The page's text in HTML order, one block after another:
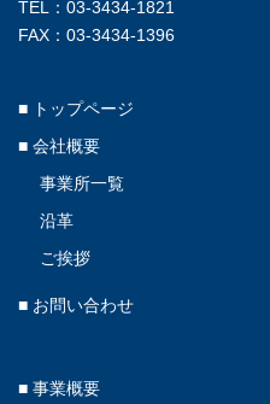
TEL：03-3434-1821
FAX：03-3434-1396
■ トップページ
■ 会社概要
事業所一覧
沿革
ご挨拶
■ お問い合わせ
■ 事業概要